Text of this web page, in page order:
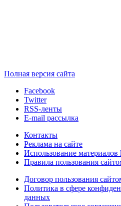
Полная версия сайта
Facebook
Twitter
RSS-ленты
E-mail рассылка
Контакты
Реклама на сайте
Использование материалов
Правила пользования
Договор пользования
Политика в сфере
данных